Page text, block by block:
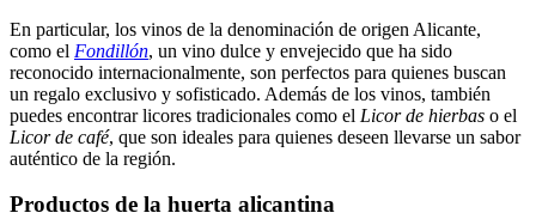
En particular, los vinos de la denominación de origen Alicante,
como el Fondillón, un vino dulce y envejecido que ha sido
reconocido internacionalmente, son perfectos para quienes buscan
un regalo exclusivo y sofisticado. Además de los vinos, también
puedes encontrar licores tradicionales como el Licor de hierbas o el
Licor de café, que son ideales para quienes deseen llevarse un sabor
auténtico de la región.
Productos de la huerta alicantina